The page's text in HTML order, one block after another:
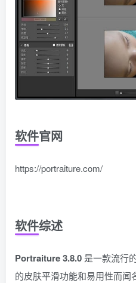
软件官网
https://portraiture.com/
软件综述
Portraiture 3.8.0 是一款流行
的皮肤平滑功能和易用性而闻